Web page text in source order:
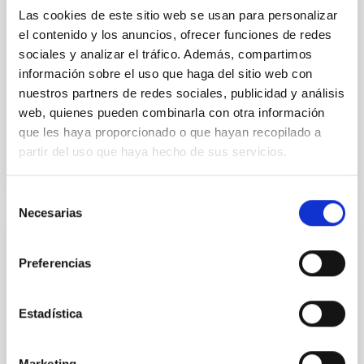
Las cookies de este sitio web se usan para personalizar
el contenido y los anuncios, ofrecer funciones de redes
sociales y analizar el tráfico. Además, compartimos
información sobre el uso que haga del sitio web con
nuestros partners de redes sociales, publicidad y análisis
web, quienes pueden combinarla con otra información
que les haya proporcionado o que hayan recopilado a
partir del uso que haya hecho de sus servicios.
Necesarias
Preferencias
Estadística
Universo y Yo"Del 27 de junio al 2 de julio,
en el Puerto de la Cruz,
VIII Edición del curso de introducción a la Astrofísica
para el profesorado "El Universo y Yo"Del 27 de junio
al 2 de julio, en el Puerto de la Cruz,
diversidad cultural"Del 21 al 27 de junio, en
el Museo de la Ciencia y el Cosmos del